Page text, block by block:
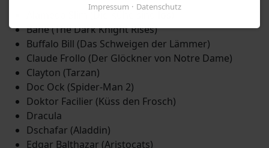
Alameda Slim (Die Kühe sind los)
Bane (The Dark Knight Rises)
Buffalo Bill (Das Schweigen der Lämmer)
Claude Frollo (Der Glöckner von Notre Dame)
Clayton (Tarzan)
Doc Ock (Spider-Man 2)
Doktor Facilier (Küss den Frosch)
Dracula
Dschafar (Aladdin)
Edgar Balthazar (Aristocats)
Impressum Datenschutz